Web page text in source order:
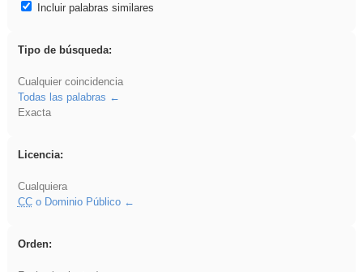
Incluir palabras similares
Tipo de búsqueda:
Cualquier coincidencia
Todas las palabras
Exacta
Licencia:
Cualquiera
CCo Dominio Público
Orden: